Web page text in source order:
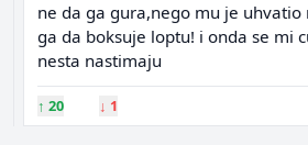
ne da ga gura,nego mu je
ga da boksuje loptu! i onda se mi
nesta nastimaju
↑ 20 ↓ 1